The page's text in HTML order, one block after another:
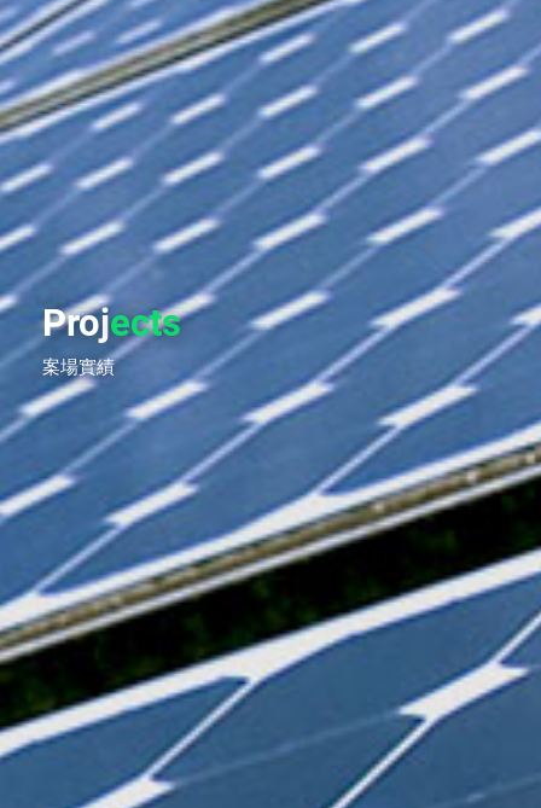
Projects
案場實績